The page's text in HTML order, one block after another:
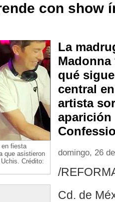
con show
en fiesta
que asistieron
Crédito:
La
qué
central
artista
aparición
domingo, 26
/
Cd. de